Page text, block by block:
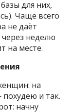
для них,
Чаще всего
не даёт
неделю
на месте.
на
похудею и так.
начну